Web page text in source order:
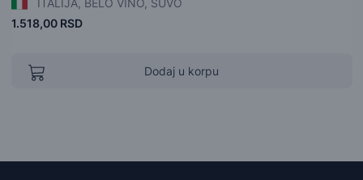
1.518,00 RSD
Dodaj u korpu